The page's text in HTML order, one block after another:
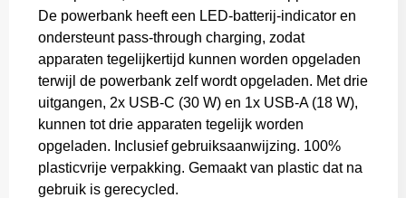
De powerbank heeft een LED-batterij-indicator en
ondersteunt pass-through charging, zodat
apparaten tegelijkertijd kunnen worden opgeladen
terwijl de powerbank zelf wordt opgeladen. Met drie
uitgangen, 2x USB-C (30 W) en 1x USB-A (18 W),
kunnen tot drie apparaten tegelijk worden
opgeladen. Inclusief gebruiksaanwijzing. 100%
plasticvrije verpakking. Gemaakt van plastic dat na
gebruik is gerecycled.